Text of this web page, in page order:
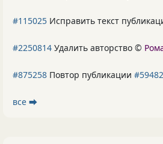
#115025 Исправить текст
#2250814 Удалить авторство ©
#875258 Повтор публикации
все ⮕